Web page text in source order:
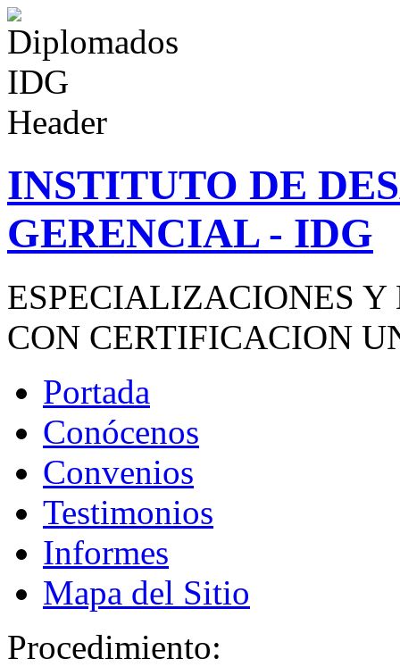
INSTITUTO DE
GERENCIAL - IDG
ESPECIALIZACIONES
CON CERTIFICACION
Portada
Conócenos
Convenios
Testimonios
Informes
Mapa del Sitio
Procedimiento: